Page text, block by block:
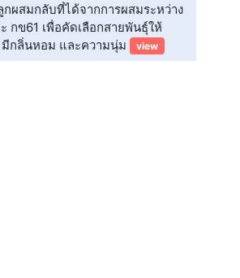
ผสมกลับที่ได้จากการผสมระหว่าง
กข61 เพื่อคัดเลือกสายพันธุ์ให้
มีกลิ่นหอม และความนุ่ม
view